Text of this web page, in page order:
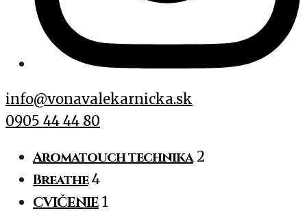
info@vonavalekarnicka.sk
0905 44 44 80
Aromatouch technika 2
Breathe 4
CVIČENIE 1